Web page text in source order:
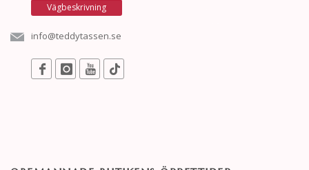
Vägbeskrivning
info@teddytassen.se